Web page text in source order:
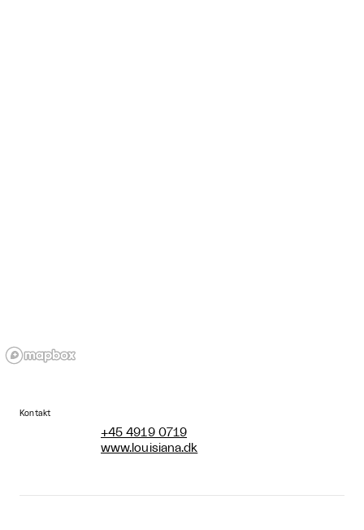
Kontakt
+45 4919 0719
www.louisiana.dk